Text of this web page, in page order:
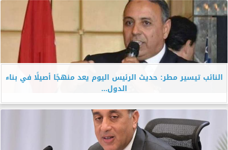
النائب تيسير مطر: حديث الرئيس اليوم يعد منهجًا أصيلًا في بناء
الدول...